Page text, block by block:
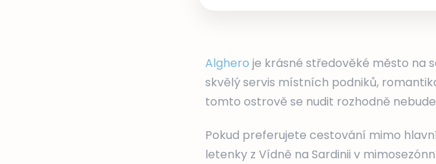
Alghero je krásné středověké město na
skvělý servis místních podniků,
tomto ostrově se nudit rozhodně
Pokud preferujete cestování mimo
letenky z Vídně na Sardinii v